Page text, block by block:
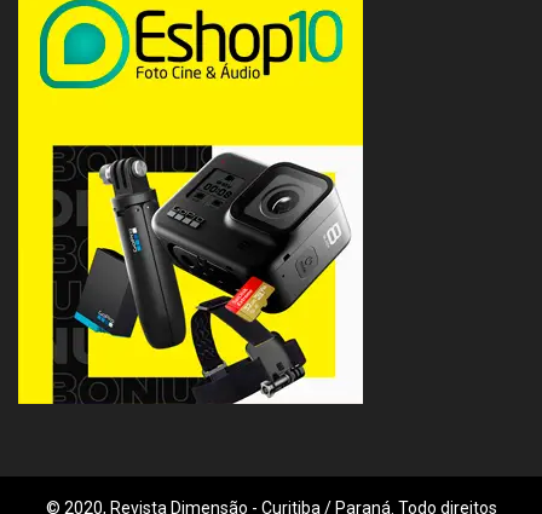
© 2020, Revista Dimensão - Curitiba / Paraná. Todo direitos